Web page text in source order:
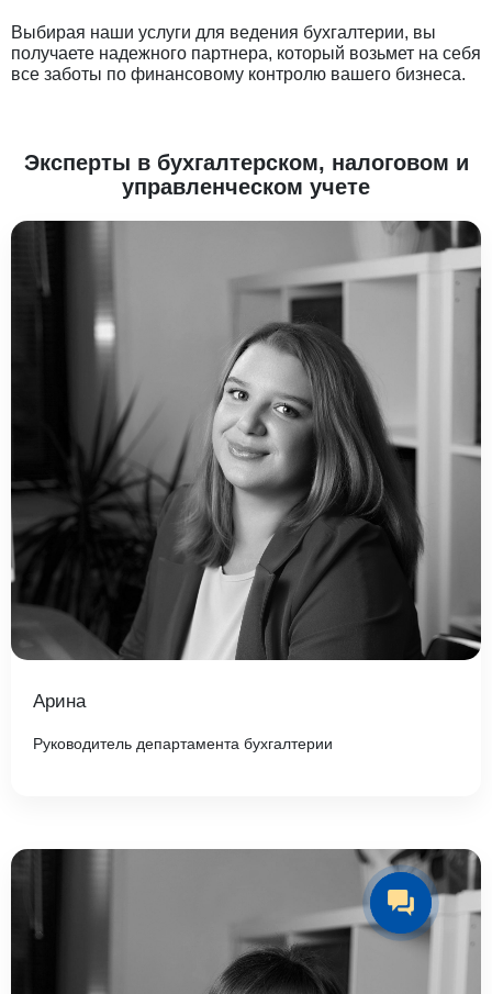
Выбирая наши услуги для ведения бухгалтерии, вы
получаете надежного партнера, который возьмет на себя
все заботы по финансовому контролю вашего бизнеса.
Эксперты в бухгалтерском, налоговом и
управленческом учете
Арина
Руководитель департамента бухгалтерии